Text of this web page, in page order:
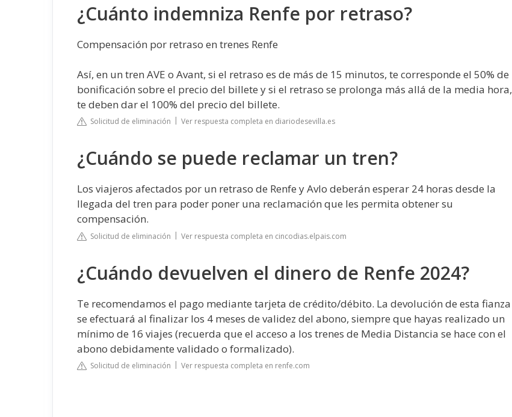
¿Cuánto indemniza Renfe por retraso?
Compensación por retraso en trenes Renfe
Así, en un tren AVE o Avant, si el retraso es de más de 15 minutos, te corresponde el 50% de
bonificación sobre el precio del billete y si el retraso se prolonga más allá de la media hora,
te deben dar el 100% del precio del billete.
Solicitud de eliminación Ver respuesta completa en diariodesevilla.es
¿Cuándo se puede reclamar un tren?
Los viajeros afectados por un retraso de Renfe y Avlo deberán esperar 24 horas desde la
llegada del tren para poder poner una reclamación que les permita obtener su
compensación.
Solicitud de eliminación Ver respuesta completa en cincodias.elpais.com
¿Cuándo devuelven el dinero de Renfe 2024?
Te recomendamos el pago mediante tarjeta de crédito/débito. La devolución de esta fianza
se efectuará al finalizar los 4 meses de validez del abono, siempre que hayas realizado un
mínimo de 16 viajes (recuerda que el acceso a los trenes de Media Distancia se hace con el
abono debidamente validado o formalizado).
Solicitud de eliminación Ver respuesta completa en renfe.com